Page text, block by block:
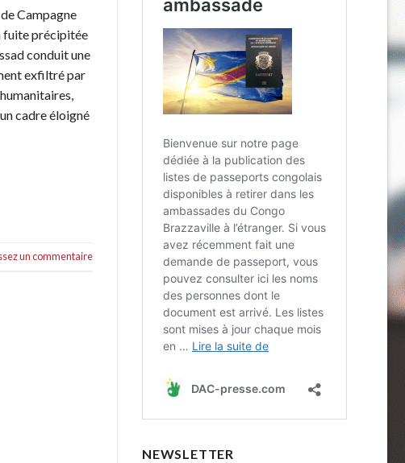
Campagne
fuite précipitée
conduit une
exfiltré par
cadre éloigné
un commentaire
NEWSLETTER